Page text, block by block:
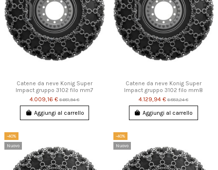
Catene da neve Konig Super
Impact gruppo 3102 filo mm7
4.009,16 €6.681,94 €
Aggiungi al carrello
Catene da neve Konig Super
Impact gruppo 3102 filo mm8
4.129,94 €6.883,24 €
Aggiungi al carrello
-40%
Nuovo
-40%
Nuovo